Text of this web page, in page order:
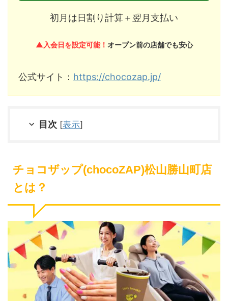
初月は日割り計算＋翌月支払い
▲入会日を設定可能！ オープン前の店舗でも安心
公式サイト： https://chocozap.jp/
目次 [表示]
チョコザップ(chocoZAP)松山勝山町店
とは？